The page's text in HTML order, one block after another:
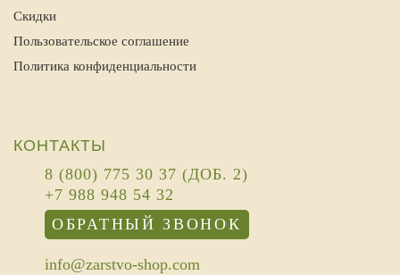
Скидки
Пользовательское соглашение
Политика конфиденциальности
КОНТАКТЫ
8 (800) 775 30 37 (ДОБ. 2)
+7 988 948 54 32
ОБРАТНЫЙ ЗВОНОК
info@zarstvo-shop.com